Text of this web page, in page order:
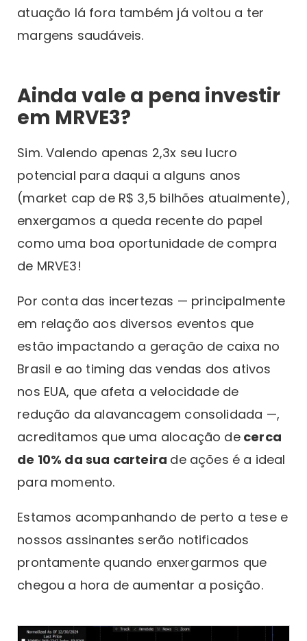
atuação lá fora também já voltou a ter
margens saudáveis.
Ainda vale a pena investir
em MRVE3?
Sim. Valendo apenas 2,3x seu lucro
potencial para daqui a alguns anos
(market cap de R$ 3,5 bilhões atualmente),
enxergamos a queda recente do papel
como uma boa oportunidade de compra
de MRVE3!
Por conta das incertezas — principalmente
em relação aos diversos eventos que
estão impactando a geração de caixa no
Brasil e ao timing das vendas dos ativos
nos EUA, que afeta a velocidade de
redução da alavancagem consolidada —,
acreditamos que uma alocação decerca
de 10% da sua carteira de ações é a ideal
para momento.
Estamos acompanhando de perto a tese e
nossos assinantes serão notificados
prontamente quando enxergarmos que
chegou a hora de aumentar a posição.